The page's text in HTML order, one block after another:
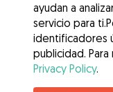
ayudan a
servicio para
identificadores
publicidad.
Privacy Policy.